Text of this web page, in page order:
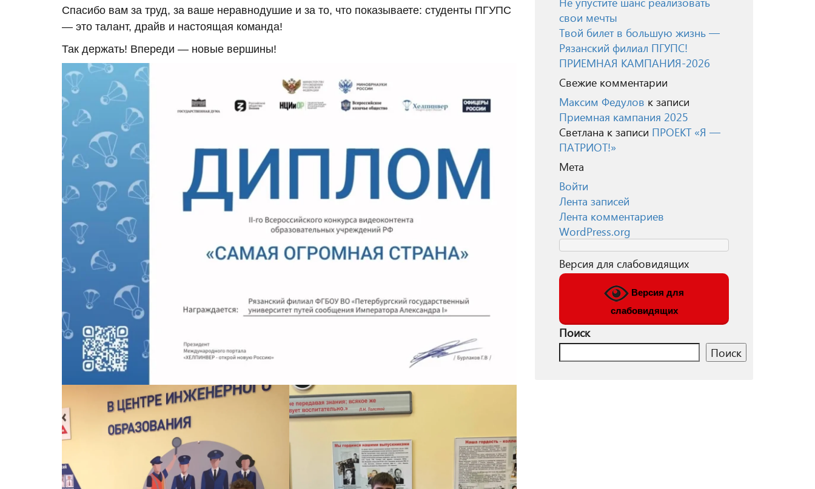
Спасибо вам за труд, за ваше неравнодушие и за то, что показываете: студенты ПГУПС
— это талант, драйв и настоящая команда!
Так держать! Впереди — новые вершины!
свои мечты
Твой билет в большую жизнь —
Рязанский филиал ПГУПС!
ПРИЕМНАЯ КАМПАНИЯ-2026
Свежие комментарии
Максим Федулов к записи
Приемная кампания 2025
Светлана к записи ПРОЕКТ «Я —
ПАТРИОТ!»
Мета
Войти
Лента записей
Лента комментариев
WordPress.org
Версия для слабовидящих
Версия для
слабовидящих
Поиск
Поиск